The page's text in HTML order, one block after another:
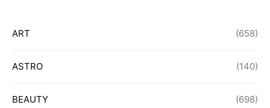
ART (658)
ASTRO (140)
BEAUTY (698)